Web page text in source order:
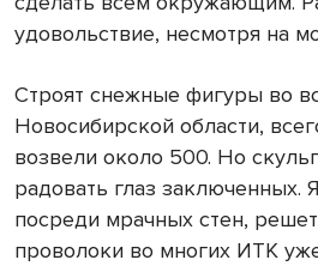
удовольствие, несмотря на
Строят снежные фигуры во
Новосибирской области,
возвели около 500. Но
радовать глаз заключенных.
посреди мрачных стен,
проволоки во многих ИТК